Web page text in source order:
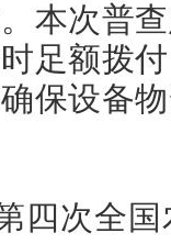
本次普
足额拨
保设备
四次全